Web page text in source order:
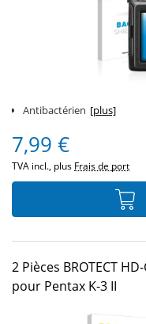
Antibactérien [plus]
7,99 €
TVA incl., plus Frais de port
2 Pièces BROTECT
pour Pentax K-3 II